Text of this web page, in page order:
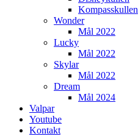
Kompasskullen
Wonder
Mål 2022
Lucky
Mål 2022
Skylar
Mål 2022
Dream
Mål 2024
Valpar
Youtube
Kontakt